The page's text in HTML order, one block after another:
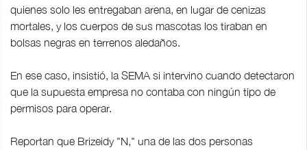
quienes solo les entregaban arena, en lugar de cenizas
mortales, y los cuerpos de sus mascotas los tiraban en
bolsas negras en terrenos aledaños.
En ese caso, insistió, la SEMA si intervino cuando detectaron
que la supuesta empresa no contaba con ningún tipo de
permisos para operar.
Reportan que Brizeidy "N," una de las dos personas